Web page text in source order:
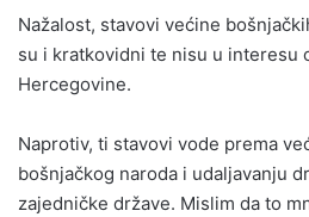
Nažalost, stavovi većine
su i kratkovidni te nisu u interesu
Hercegovine.
Naprotiv, ti stavovi vode prema
bošnjačkog naroda i udaljavanju
zajedničke države. Mislim da to